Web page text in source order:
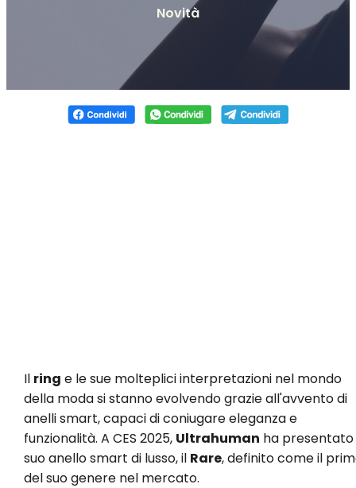
Novità
Il ring e le sue molteplici interpretazioni nel mondo
della moda si stanno evolvendo grazie all'avvento di
anelli smart, capaci di coniugare eleganza e
funzionalità. A CES 2025, Ultrahuman ha presentato
suo anello smart di lusso, il Rare, definito come il
del suo genere nel mercato.